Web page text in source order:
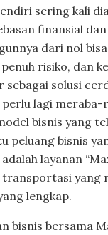
sering kali
finansial
dari nol
risiko, dan
sebagai solusi
lagi meraba-
bisnis yang
peluang bisnis
layanan
yang
lengkap.
bisnis bersama